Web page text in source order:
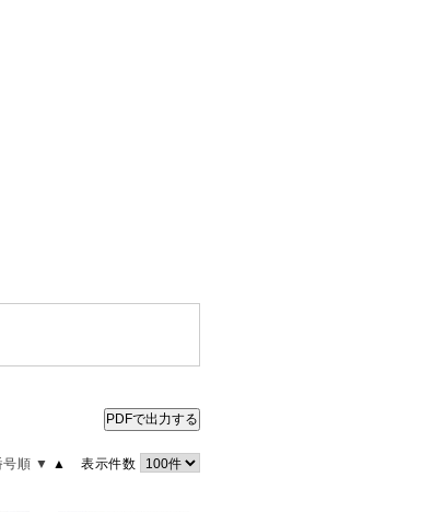
PDFで出力する
号順 ▼ ▲ 表示件数